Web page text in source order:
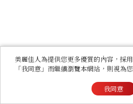
美麗佳人為提供您更多優質的內容，採
「我同意」而繼續瀏覽本網站，則視為
我同意